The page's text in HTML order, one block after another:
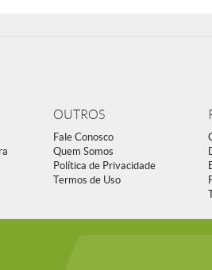
OUTROS
Fale Conosco
Quem Somos
Política de Privacidade
Termos de Uso